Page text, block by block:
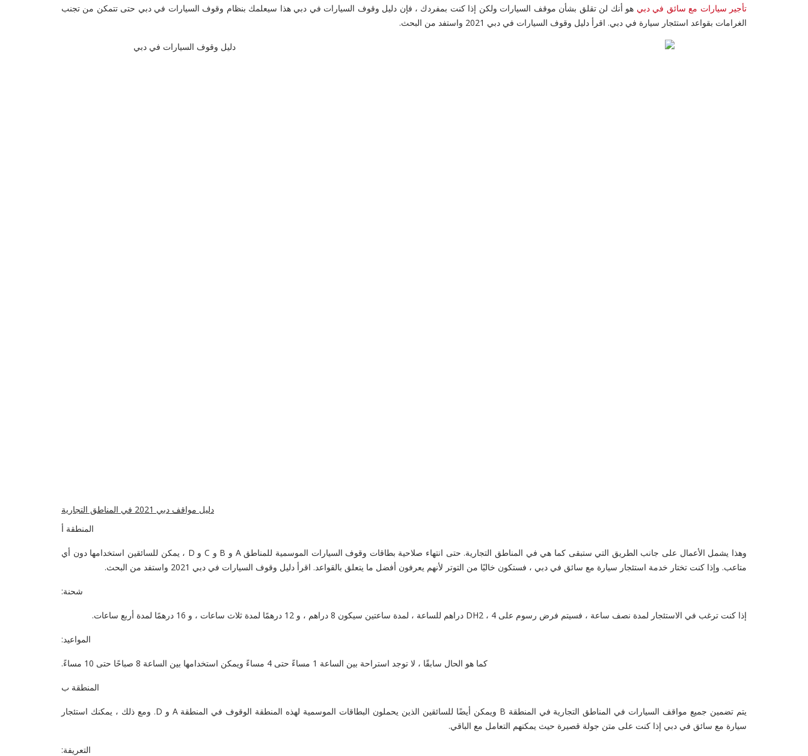
تأجير سيارات مع سائق في دبي هو أنك لن تقلق بشأن موقف السيارات ولكن إذا كنت بمفردك ، فإن دليل وقوف السيارات في دبي هذا سيعلمك بنظام وقوف السيارات في دبي حتى تتمكن من تجنب
الغرامات بقواعد استئجار سيارة في دبي. اقرأ دليل وقوف السيارات في دبي 2021 واستفد من البحث.
دليل مواقف دبي 2021 في المناطق التجارية
المنطقة أ
وهذا يشمل الأعمال على جانب الطريق التي ستبقى كما هي في المناطق التجارية. حتى انتهاء صلاحية بطاقات وقوف السيارات الموسمية للمناطق A و B و C و D ، يمكن للسائقين استخدامها دون أي
متاعب. وإذا كنت تختار خدمة استئجار سيارة مع سائق في دبي ، فستكون خاليًا من التوتر لأنهم يعرفون أفضل ما يتعلق بالقواعد. اقرأ دليل وقوف السيارات في دبي 2021 واستفد من البحث.
شحنة:
إذا كنت ترغب في الاستئجار لمدة نصف ساعة ، فسيتم فرض رسوم على DH2 ، 4 دراهم للساعة ، لمدة ساعتين سيكون 8 دراهم ، و 12 درهمًا لمدة ثلاث ساعات ، و 16 درهمًا لمدة أربع ساعات.
المواعيد:
كما هو الحال سابقًا ، لا توجد استراحة بين الساعة 1 مساءً حتى 4 مساءً ويمكن استخدامها بين الساعة 8 صباحًا حتى 10 مساءً.
المنطقة ب
يتم تضمين جميع مواقف السيارات في المناطق التجارية في المنطقة B ويمكن أيضًا للسائقين الذين يحملون البطاقات الموسمية لهذه المنطقة الوقوف في المنطقة A و D. ومع ذلك ، يمكنك استئجار
سيارة مع سائق في دبي إذا كنت على متن جولة قصيرة حيث يمكنهم التعامل مع الباقي.
التعريفة: